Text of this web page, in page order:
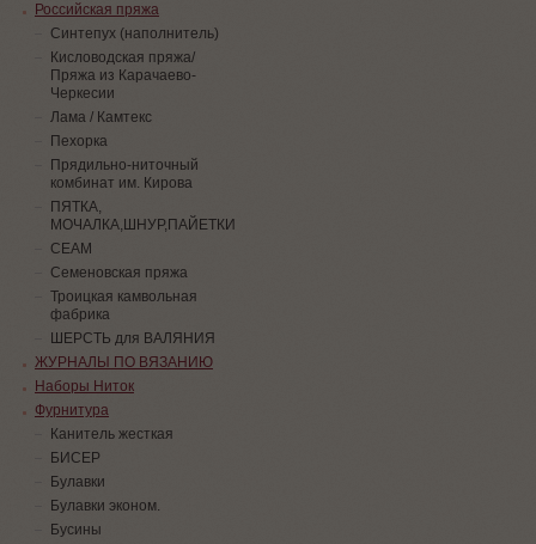
Российская пряжа
Синтепух (наполнитель)
Кисловодская пряжа/
Пряжа из Карачаево-
Черкесии
Лама / Камтекс
Пехорка
Прядильно-ниточный
комбинат им. Кирова
ПЯТКА,
МОЧАЛКА,ШНУР,ПАЙЕТКИ
СЕАМ
Семеновская пряжа
Троицкая камвольная
фабрика
ШЕРСТЬ для ВАЛЯНИЯ
ЖУРНАЛЫ ПО ВЯЗАНИЮ
Наборы Ниток
Фурнитура
Канитель жесткая
БИСЕР
Булавки
Булавки эконом.
Бусины